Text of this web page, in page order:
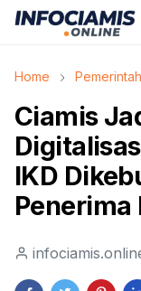
Home
Ciamis
IKD
Penerima